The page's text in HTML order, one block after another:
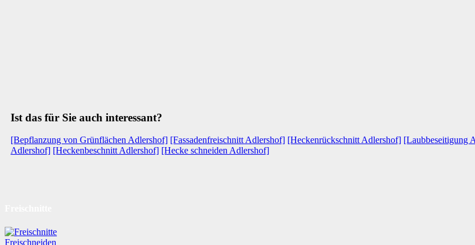
Ist das für Sie auch interessant?
[Bepflanzung von Grünflächen Adlershof] [Fassadenfreischnitt Adlershof] [Heckenrückschnitt Adlershof] [Laubbeseitigung
Adlershof] [Heckenbeschnitt Adlershof] [Hecke schneiden Adlershof]
Freischneiden